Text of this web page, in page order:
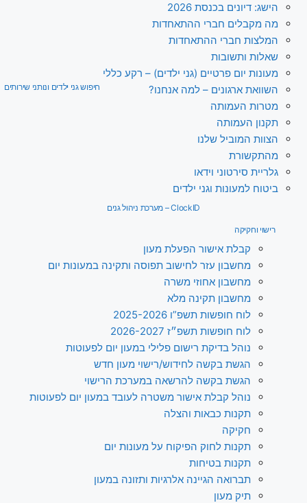
הישג: דיונים בכנסת 2026
מה מקבלים חברי ההתאחדות
המלצות חברי ההתאחדות
שאלות ותשובות
מעונות יום פרטיים (גני ילדים) – רקע כללי
השוואת ארגונים – למה אנחנו?
מטרות העמותה
תקנון העמותה
הצוות המוביל שלנו
מהתקשורת
גלריית סירטוני וידאו
ביטוח למעונות וגני ילדים
חיפוש גני ילדים ונותני שירותים
ClockID – מערכת ניהול גנים
רישוי וחקיקה
קבלת אישור הפעלת מעון
מחשבון עזר לחישוב תפוסה ותקינה במעונות יום
מחשבון אחוזי משרה
מחשבון תקינה מלא
לוח חופשות תשפ”ו 2025-2026
לוח חופשות תשפ״ז 2026-2027
נוהל בדיקת רישום פלילי במעון יום לפעוטות
הגשת בקשה לחידוש/רישוי מעון חדש
הגשת בקשה להרשאה במערכת הרישוי
נוהל קבלת אישור משטרה לעובד במעון יום לפעוטות
תקנות כבאות והצלה
חקיקה
תקנות לחוק הפיקוח על מעונות יום
תקנות בטיחות
תברואה הגיינה אלרגיות ותזונה במעון
תיק מעון